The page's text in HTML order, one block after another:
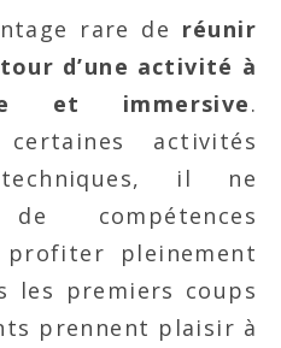
rare de réunir
d’une activité à
et immersive.
activités
il ne
compétences
pleinement
les premiers coups
prennent plaisir à